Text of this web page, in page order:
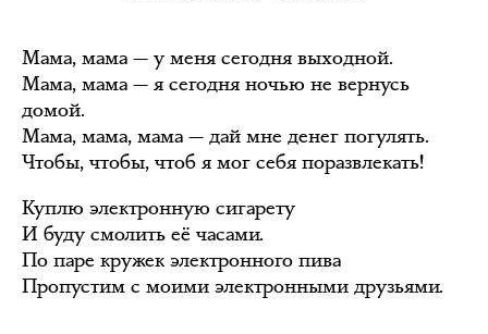
Мама, мама — у меня сегодня выходной.
Мама, мама — я сегодня ночью не вернусь
домой.
Мама, мама, мама — дай мне денег погулять.
Чтобы, чтобы, чтоб я мог себя поразвлекать!
Куплю электронную сигарету
И буду смолить её часами.
По паре кружек электронного пива
Пропустим с моими электронными друзьями.